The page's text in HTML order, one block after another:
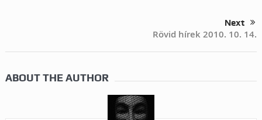
Next
Rövid hírek 2010. 10. 14.
ABOUT THE AUTHOR